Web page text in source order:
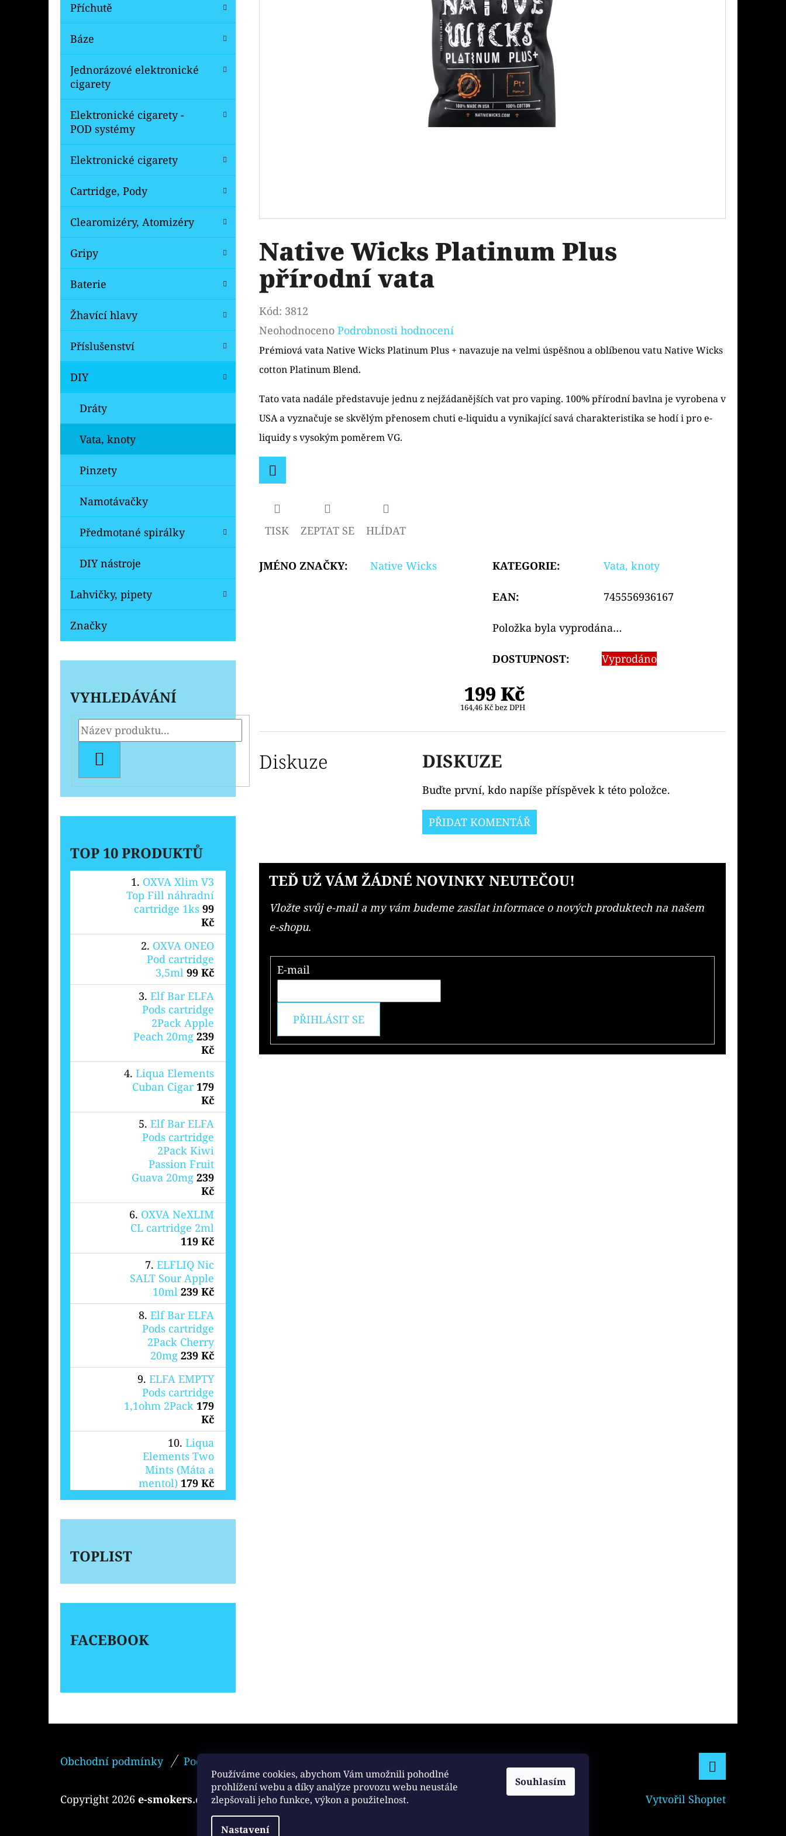
Používáme cookies, abychom Vám umožnili pohodlné
prohlížení webu a díky analýze provozu webu neustále
zlepšovali jeho funkce, výkon a použitelnost.
Nastavení
Souhlasím
N
Příchutě
Báze
Jednorázové elektronické
cigarety
Elektronické cigarety -
POD systémy
Elektronické cigarety
Cartridge, Pody
Clearomizéry, Atomizéry
Gripy
Baterie
Žhavící hlavy
Příslušenství
DIY
Dráty
Vata, knoty
Pinzety
Namotávačky
Předmotané spirálky
DIY nástroje
Lahvičky, pipety
Značky
VYHLEDÁVÁNÍ
TOP 10 PRODUKTŮ
OXVA Xlim V3
Top Fill náhradní
cartridge 1ks 99
Kč
OXVA ONEO
Pod cartridge
3,5ml 99 Kč
Elf Bar ELFA
Pods cartridge
2Pack Apple
Peach 20mg 239
Kč
Liqua Elements
Cuban Cigar 179
Kč
Elf Bar ELFA
Pods cartridge
2Pack Kiwi
Passion Fruit
Guava 20mg 239
Kč
OXVA NeXLIM
CL cartridge 2ml
119 Kč
ELFLIQ Nic
SALT Sour Apple
10ml 239 Kč
Elf Bar ELFA
Pods cartridge
2Pack Cherry
20mg 239 Kč
ELFA EMPTY
Pods cartridge
1,1ohm 2Pack 179
Kč
Liqua
Elements Two
Mints (Máta a
mentol) 179 Kč
TOPLIST
FACEBOOK
Native Wicks Platinum Plus
přírodní vata
Kód: 3812
Průměrné
hodnocení
produktu
0,0
z
5
hvězdiček.
Neohodnoceno Podrobnosti hodnocení
Prémiová vata Native Wicks Platinum Plus + navazuje na velmi úspěšnou a oblíbenou vatu Native Wicks
cotton Platinum Blend.
Tato vata nadále představuje jednu z nejžádanějších vat pro vaping. 100% přírodní bavlna je vyrobena v
USA a vyznačuje se skvělým přenosem chuti e-liquidu a vynikající savá charakteristika se hodí i pro e-
liquidy s vysokým poměrem VG.
TISK ZEPTAT SE HLÍDAT
JMÉNO ZNAČKY: Native Wicks KATEGORIE: Vata, knoty
EAN: 745556936167
Položka byla vyprodána…
DOSTUPNOST: Vyprodáno
199 Kč
164,46 Kč bez DPH
Diskuze DISKUZE
Buďte první, kdo napíše příspěvek k této položce.
PŘIDAT KOMENTÁŘ
TEĎ UŽ VÁM ŽÁDNÉ NOVINKY NEUTEČOU!
Vložte svůj e-mail a my vám budeme zasílat informace o nových produktech na našem
e-shopu.
E-mail
PŘIHLÁSIT SE
OXVA XLIM V3 TOP FILL NÁHRADNÍ
99 Kč
Původně:109 Kč
ELF BAR ELFA PODS CARTRIDGE
2PACK APPLE PEACH 20MG
239 Kč
Obchodní podmínky
Podmínky ochrany osobních údajů
Vytvořil Shoptet
Copyright 2026 e-smokers.cz . Všechna práva vyhrazena.